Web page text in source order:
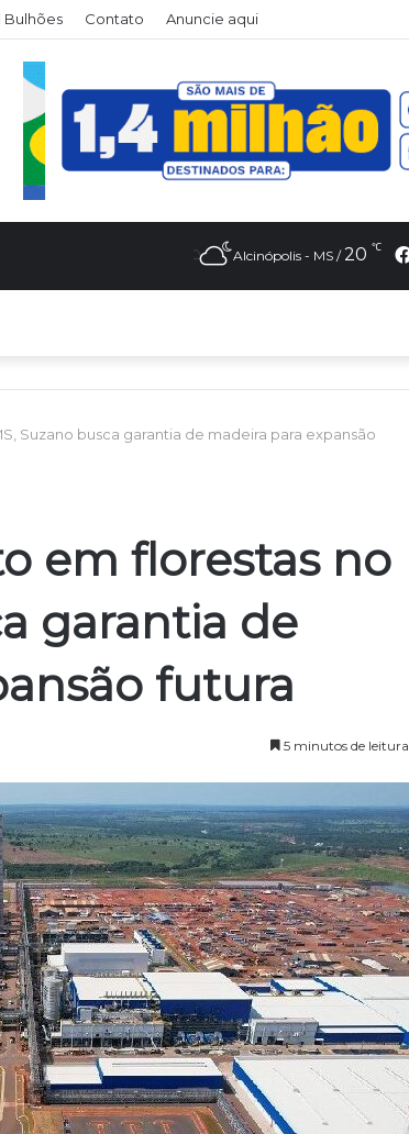
Bulhões Contato Anuncie aqui
Alcinópolis - MS / 20 ℃
Suzano busca garantia de madeira para expansão
em florestas no
garantia de
futura
5 minutos de leitura